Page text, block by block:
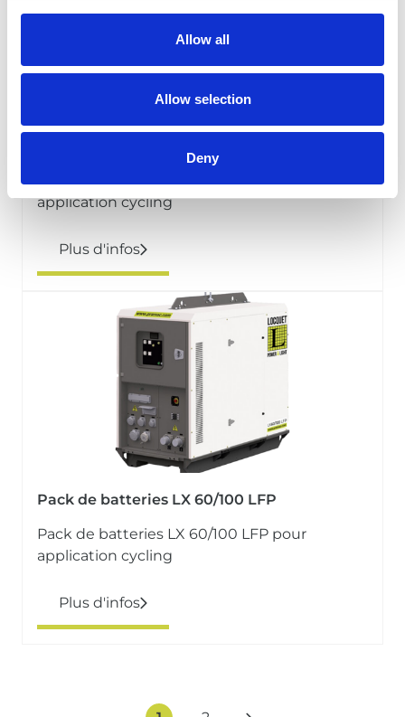
Allow all
Allow selection
Deny
Pack de batteries LX 45/80 LFP pour
application cycling
Plus d'infos
Pack de batteries LX 60/100 LFP
Pack de batteries LX 60/100 LFP pour
application cycling
Plus d'infos